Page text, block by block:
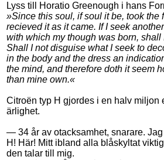
Lyss till Horatio Greenough i hans
»Since this soul, if soul it be, took the
recieved it as it came. If I seek
with which my though was born,
Shall I not disguise what I seek to
in the body and the dress an
the mind, and therefore doth it seem
than mine own.«
Citroën typ H gjordes i en halv miljon
ärlighet.
— 34 år av otacksamhet, snarare.
H! Här! Mitt ibland alla blåskyltat
den talar till mig.